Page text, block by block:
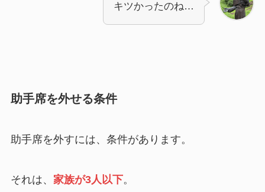
キツかったのね…
助手席を外せる条件
助手席を外すには、条件があります。
それは、 家族が3人以下。